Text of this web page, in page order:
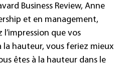
Business Review, Anne
et en management,
l’impression que vos
la hauteur, vous feriez mieux
êtes à la hauteur dans le